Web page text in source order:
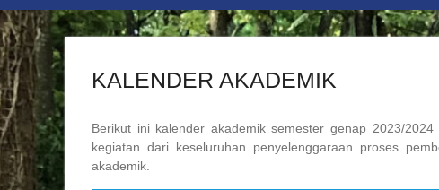
KALENDER AKADEMIK
Berikut ini kalender akademik semester genap 2023/
kegiatan dari keseluruhan penyelenggaraan proses
akademik.